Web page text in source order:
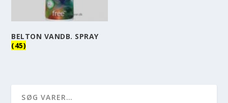
BELTON VANDB. SPRAY
(45)